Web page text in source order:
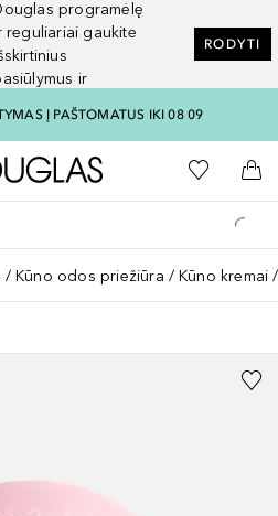
programėlę
reguliariai gaukite
ir
RODYTI
Į PAŠTOMATUS IKI 08 09
Į Douglas pagrindinį
Į mano
Į
Kūno odos priežiūra Kūno kremai